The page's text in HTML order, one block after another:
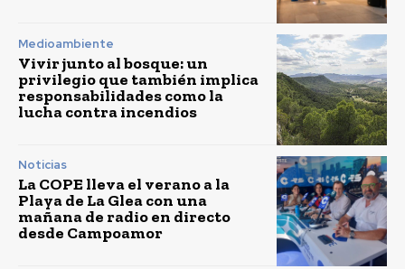
Medioambiente
Vivir junto al bosque: un
privilegio que también implica
responsabilidades como la
lucha contra incendios
Noticias
La COPE lleva el verano a la
Playa de La Glea con una
mañana de radio en directo
desde Campoamor